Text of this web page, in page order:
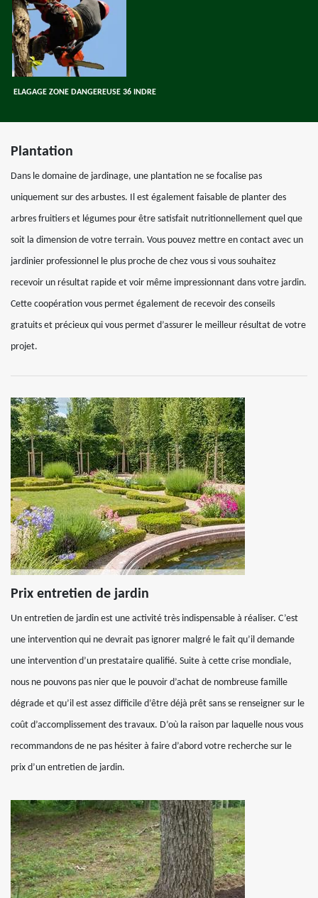
ELAGAGE ZONE DANGEREUSE 36 INDRE
Plantation
Dans le domaine de jardinage, une plantation ne se focalise pas
uniquement sur des arbustes. Il est également faisable de planter des
arbres fruitiers et légumes pour être satisfait nutritionnellement quel que
soit la dimension de votre terrain. Vous pouvez mettre en contact avec un
jardinier professionnel le plus proche de chez vous si vous souhaitez
recevoir un résultat rapide et voir même impressionnant dans votre jardin.
Cette coopération vous permet également de recevoir des conseils
gratuits et précieux qui vous permet d’assurer le meilleur résultat de votre
projet.
Prix entretien de jardin
Un entretien de jardin est une activité très indispensable à réaliser. C’est
une intervention qui ne devrait pas ignorer malgré le fait qu’il demande
une intervention d’un prestataire qualifié. Suite à cette crise mondiale,
nous ne pouvons pas nier que le pouvoir d’achat de nombreuse famille
dégrade et qu’il est assez difficile d’être déjà prêt sans se renseigner sur le
coût d’accomplissement des travaux. D’où la raison par laquelle nous vous
recommandons de ne pas hésiter à faire d’abord votre recherche sur le
prix d’un entretien de jardin.